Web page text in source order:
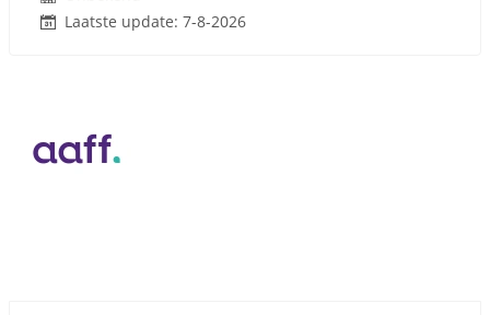
Laatste update: 7-8-2026